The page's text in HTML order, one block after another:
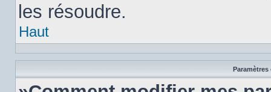
les résoudre.
Haut
Paramètres